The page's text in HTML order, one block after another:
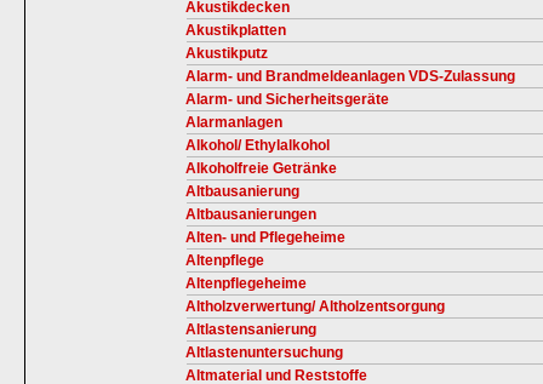
Akustikdecken
Akustikplatten
Akustikputz
Alarm- und Brandmeldeanlagen VDS-Zulassung
Alarm- und Sicherheitsgeräte
Alarmanlagen
Alkohol/ Ethylalkohol
Alkoholfreie Getränke
Altbausanierung
Altbausanierungen
Alten- und Pflegeheime
Altenpflege
Altenpflegeheime
Altholzverwertung/ Altholzentsorgung
Altlastensanierung
Altlastenuntersuchung
Altmaterial und Reststoffe